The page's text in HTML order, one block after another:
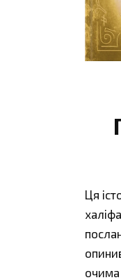
Ця
очима